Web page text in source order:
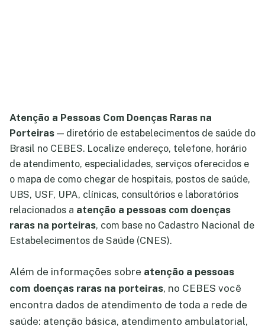
Atenção a Pessoas Com Doenças Raras na
Porteiras — diretório de estabelecimentos de saúde do
Brasil no CEBES. Localize endereço, telefone, horário
de atendimento, especialidades, serviços oferecidos e
o mapa de como chegar de hospitais, postos de saúde,
UBS, USF, UPA, clínicas, consultórios e laboratórios
relacionados a atenção a pessoas com doenças
raras na porteiras, com base no Cadastro Nacional de
Estabelecimentos de Saúde (CNES).
Além de informações sobre atenção a pessoas
com doenças raras na porteiras, no CEBES você
encontra dados de atendimento de toda a rede de
saúde: atenção básica, atendimento ambulatorial,